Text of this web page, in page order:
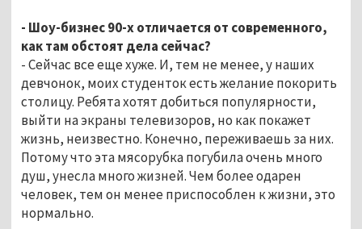
- Шоу-бизнес 90-х отличается от современного,
как там обстоят дела сейчас?
- Сейчас все еще хуже. И, тем не менее, у наших
девчонок, моих студенток есть желание покорить
столицу. Ребята хотят добиться популярности,
выйти на экраны телевизоров, но как покажет
жизнь, неизвестно. Конечно, переживаешь за них.
Потому что эта мясорубка погубила очень много
душ, унесла много жизней. Чем более одарен
человек, тем он менее приспособлен к жизни, это
нормально.